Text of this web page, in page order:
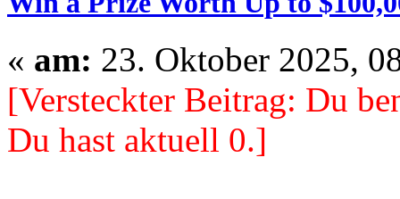
« am: 23. Oktober 2025,
[Versteckter Beitrag: Du
Du hast aktuell 0.]